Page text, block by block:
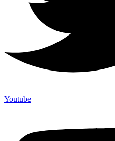
Youtube